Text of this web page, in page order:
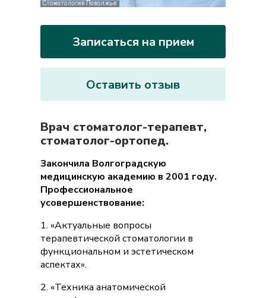
Записаться на прием
Оставить отзыв
Врач стоматолог-терапевт,
стоматолог-ортопед.
Закончила Волгоградскую
медицинскую академию в 2001 году.
Профессиональное
усовершенствование:
1. «Актуальные вопросы
терапевтической стоматологии в
функциональном и эстетическом
аспектах».
2. «Техника анатомической